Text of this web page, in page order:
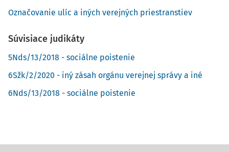
Označovanie ulíc a iných verejných priestranstiev
Súvisiace judikáty
5Nds/13/2018 - sociálne poistenie
6Sžk/2/2020 - iný zásah orgánu verejnej správy a iné
6Nds/13/2018 - sociálne poistenie